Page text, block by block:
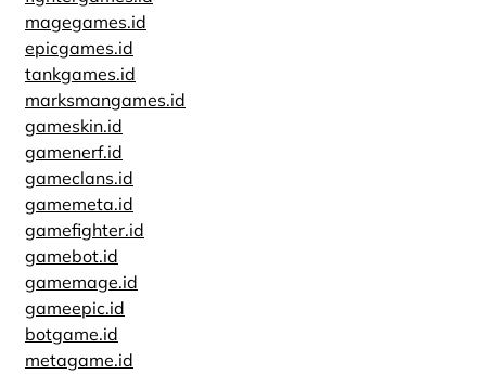
magegames.id
epicgames.id
tankgames.id
marksmangames.id
gameskin.id
gamenerf.id
gameclans.id
gamemeta.id
gamefighter.id
gamebot.id
gamemage.id
gameepic.id
botgame.id
metagame.id